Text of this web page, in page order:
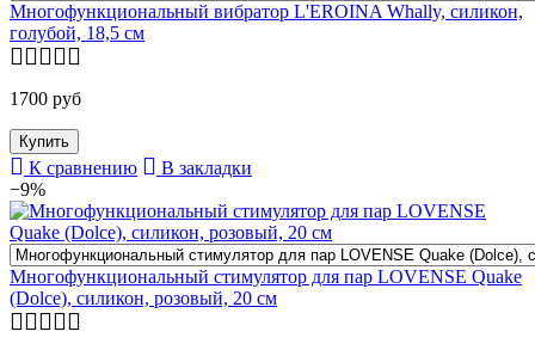
Многофункциональный вибратор L'EROINA Whally, силикон,
голубой, 18,5 см
1700 руб
К сравнению
В закладки
−9%
Многофункциональный стимулятор для пар LOVENSE Quake
(Dolce), силикон, розовый, 20 см